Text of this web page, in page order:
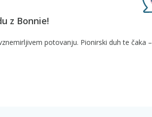
z Bonnie!
potovanju. Pionirski duh te čaka –